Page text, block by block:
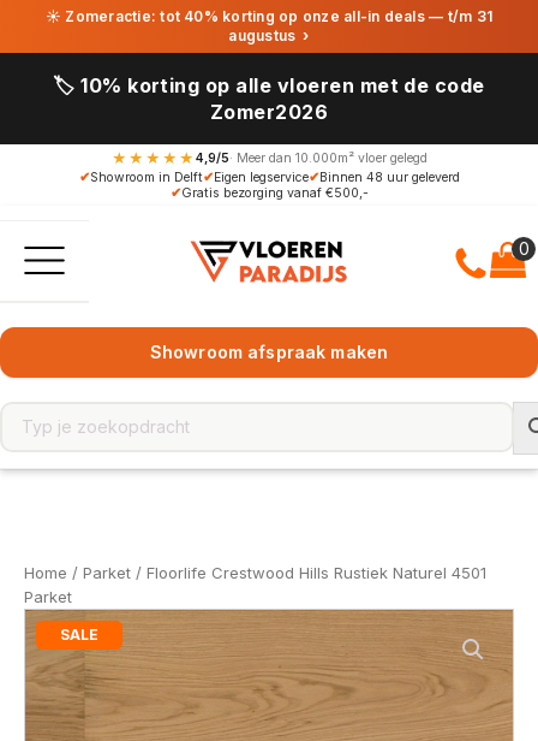
☀ Zomeractie: tot 40% korting op onze all-in deals — t/m 31
augustus ›
🏷️ 10% korting op alle vloeren met de code
Zomer2026
★★★★★ 4,9/5· Meer dan 10.000m² vloer gelegd
✔Showroom in Delft✔Eigen legservice✔Binnen 48 uur geleverd
✔Gratis bezorging vanaf €500,-
Showroom afspraak maken
Home / Parket / Floorlife Crestwood Hills Rustiek Naturel 4501
Parket
SALE